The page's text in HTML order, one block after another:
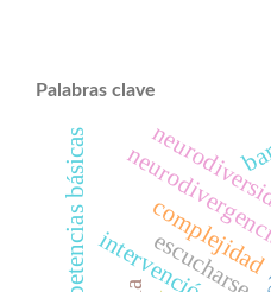
Palabras clave
competencias básicas complejidad
escucharse